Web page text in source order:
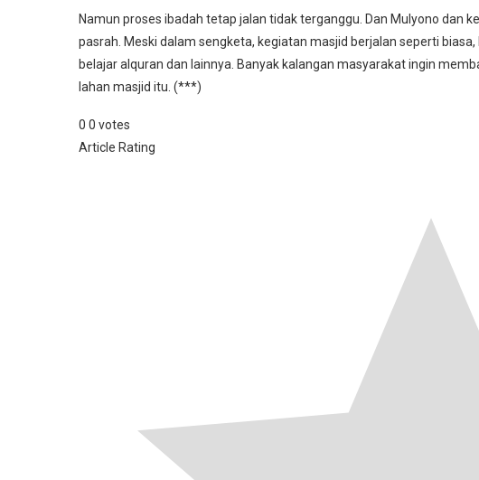
Namun proses ibadah tetap jalan tidak terganggu. Dan Mulyono dan
pasrah. Meski dalam sengketa, kegiatan masjid berjalan seperti
belajar alquran dan lainnya. Banyak kalangan masyarakat ingin
lahan masjid itu. (***)
0 0 votes
Article Rating